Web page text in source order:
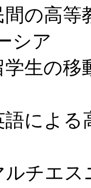
教育
シア
動経
高等
ニッ